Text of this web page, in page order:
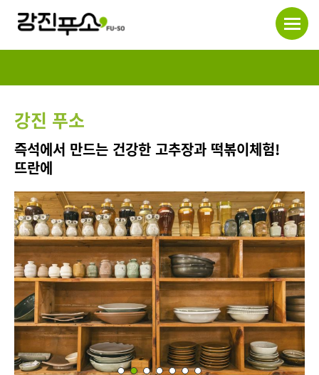
강진 푸소
즉석에서 만드는 건강한 고추장과 떡볶이체험!
뜨란에